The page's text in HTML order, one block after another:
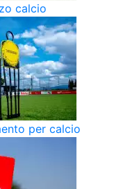
calcio
per calcio